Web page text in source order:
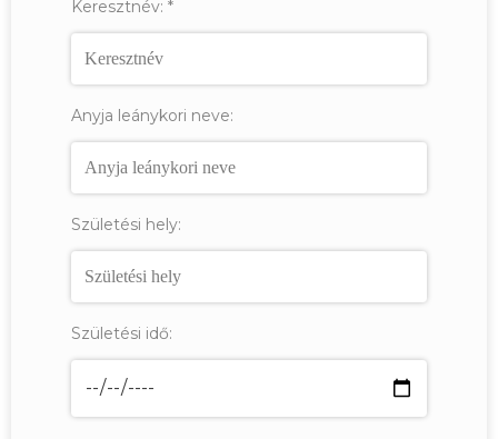
Keresztnév: *
Anyja leánykori neve:
Születési hely:
Születési idő: